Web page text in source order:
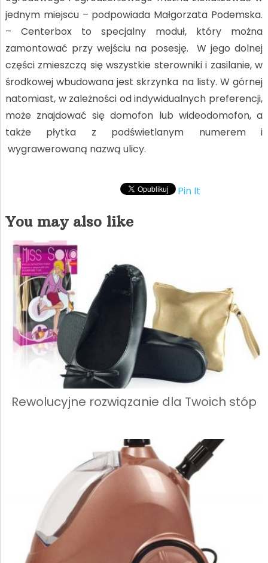
jednym miejscu – podpowiada Małgorzata Podemska.
– Centerbox to specjalny moduł, który można
zamontować przy wejściu na posesję. W jego dolnej
części zmieszczą się wszystkie sterowniki i zasilanie, w
środkowej wbudowana jest skrzynka na listy. W górnej
natomiast, w zależności od indywidualnych preferencji,
może znajdować się domofon lub wideodomofon, a
także płytka z podświetlanym numerem i
wygrawerowaną nazwą ulicy.
Pin It
You may also like
Rewolucyjne rozwiązanie dla Twoich stóp